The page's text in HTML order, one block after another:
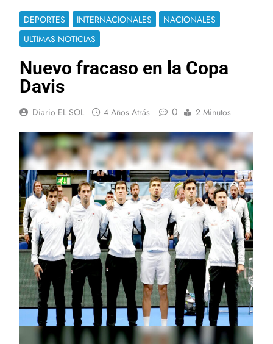
DEPORTES INTERNACIONALES
NACIONALES
ULTIMAS NOTICIAS
Nuevo fracaso en la Copa
Davis
Diario EL SOL 4 Años Atrás 0 2 Minutos